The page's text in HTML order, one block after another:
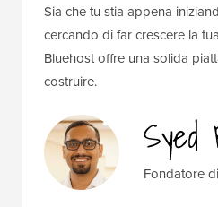
Sia che tu stia appena
cercando di far crescere la
Bluehost offre una solida
costruire.
Fondatore